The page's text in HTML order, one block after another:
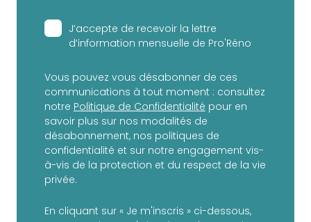
J’accepte de recevoir la lettre
d’information mensuelle de Pro'Réno
Vous pouvez vous désabonner de ces
communications à tout moment : consultez
notre Politique de Confidentialité pour en
savoir plus sur nos modalités de
désabonnement, nos politiques de
confidentialité et sur notre engagement vis-
à-vis de la protection et du respect de la vie
privée.
En cliquant sur « Je m'inscris » ci-dessous,